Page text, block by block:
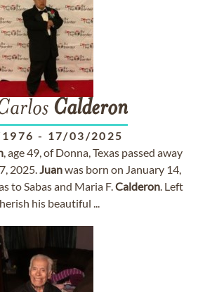
Calderon
- 17/03/2025
, age 49, of Donna, Texas passed away
2025.Juanwas born on January 14,
to Sabas and Maria F.Calderon. Left
his beautiful ...